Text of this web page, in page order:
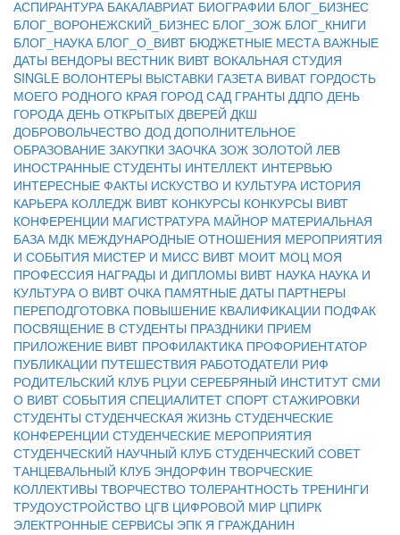
АСПИРАНТУРА БАКАЛАВРИАТ БИОГРАФИИ БЛОГ_БИЗНЕС
БЛОГ_ВОРОНЕЖСКИЙ_БИЗНЕС БЛОГ_ЗОЖ БЛОГ_КНИГИ
БЛОГ_НАУКА БЛОГ_О_ВИВТ БЮДЖЕТНЫЕ МЕСТА ВАЖНЫЕ
ДАТЫ ВЕНДОРЫ ВЕСТНИК ВИВТ ВОКАЛЬНАЯ СТУДИЯ
SINGLE ВОЛОНТЕРЫ ВЫСТАВКИ ГАЗЕТА ВИВАТ ГОРДОСТЬ
МОЕГО РОДНОГО КРАЯ ГОРОД САД ГРАНТЫ ДДПО ДЕНЬ
ГОРОДАДЕНЬ ОТКРЫТЫХ ДВЕРЕЙ ДКШ
ДОБРОВОЛЬЧЕСТВО ДОДДОПОЛНИТЕЛЬНОЕ
ОБРАЗОВАНИЕ ЗАКУПКИ ЗАОЧКАЗОЖ ЗОЛОТОЙ ЛЕВ
ИНОСТРАННЫЕ СТУДЕНТЫ ИНТЕЛЛЕКТ ИНТЕРВЬЮ
ИНТЕРЕСНЫЕ ФАКТЫ ИСКУСТВО И КУЛЬТУРА ИСТОРИЯ
КАРЬЕРА КОЛЛЕДЖ ВИВТ КОНКУРСЫ КОНКУРСЫ ВИВТ
КОНФЕРЕНЦИИ МАГИСТРАТУРА МАЙНОР МАТЕРИАЛЬНАЯ
БАЗА МДК МЕЖДУНАРОДНЫЕ ОТНОШЕНИЯ МЕРОПРИЯТИЯ
И СОБЫТИЯ МИСТЕР И МИСС ВИВТ МОИТ МОЦ МОЯ
ПРОФЕССИЯ НАГРАДЫ И ДИПЛОМЫ ВИВТ НАУКА НАУКА И
КУЛЬТУРАО ВИВТ ОЧКА ПАМЯТНЫЕ ДАТЫ ПАРТНЕРЫ
ПЕРЕПОДГОТОВКА ПОВЫШЕНИЕ КВАЛИФИКАЦИИ ПОДФАК
ПОСВЯЩЕНИЕ В СТУДЕНТЫ ПРАЗДНИКИ ПРИЕМ
ПРИЛОЖЕНИЕ ВИВТ ПРОФИЛАКТИКА ПРОФОРИЕНТАТОР
ПУБЛИКАЦИИ ПУТЕШЕСТВИЯ РАБОТОДАТЕЛИ РИФ
РОДИТЕЛЬСКИЙ КЛУБ РЦУИ СЕРЕБРЯНЫЙ ИНСТИТУТ СМИ
О ВИВТ СОБЫТИЯ СПЕЦИАЛИТЕТ СПОРТ СТАЖИРОВКИ
СТУДЕНТЫ СТУДЕНЧЕСКАЯ ЖИЗНЬ СТУДЕНЧЕСКИЕ
КОНФЕРЕНЦИИ СТУДЕНЧЕСКИЕ МЕРОПРИЯТИЯ
СТУДЕНЧЕСКИЙ НАУЧНЫЙ КЛУБ СТУДЕНЧЕСКИЙ СОВЕТ
ТАНЦЕВАЛЬНЫЙ КЛУБ ЭНДОРФИН ТВОРЧЕСКИЕ
КОЛЛЕКТИВЫ ТВОРЧЕСТВО ТОЛЕРАНТНОСТЬ ТРЕНИНГИ
ТРУДОУСТРОЙСТВО ЦГВ ЦИФРОВОЙ МИР ЦПИРК
ЭЛЕКТРОННЫЕ СЕРВИСЫ ЭПК Я ГРАЖДАНИН